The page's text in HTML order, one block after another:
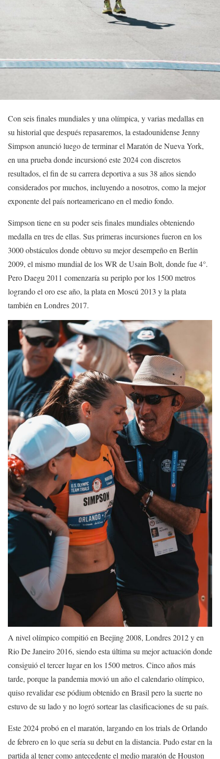
Con seis finales mundiales y una olímpica, y varias medallas en
su historial que después repasaremos, la estadounidense Jenny
Simpson anunció luego de terminar el Maratón de Nueva York,
en una prueba donde incursionó este 2024 con discretos
resultados, el fin de su carrera deportiva a sus 38 años siendo
considerados por muchos, incluyendo a nosotros, como la mejor
exponente del país norteamericano en el medio fondo.
Simpson tiene en su poder seis finales mundiales obteniendo
medalla en tres de ellas. Sus primeras incursiones fueron en los
3000 obstáculos donde obtuvo su mejor desempeño en Berlín
2009, el mismo mundial de los WR de Usain Bolt, donde fue 4°.
Pero Daegu 2011 comenzaría su periplo por los 1500 metros
logrando el oro ese año, la plata en Moscú 2013 y la plata
también en Londres 2017.
A nivel olímpico compitió en Beejing 2008, Londres 2012 y en
Rio De Janeiro 2016, siendo esta última su mejor actuación donde
consiguió el tercer lugar en los 1500 metros. Cinco años más
tarde, porque la pandemia movió un año el calendario olímpico,
quiso revalidar ese pódium obtenido en Brasil pero la suerte no
estuvo de su lado y no logró sortear las clasificaciones de su país.
Este 2024 probó en el maratón, largando en los trials de Orlando
de febrero en lo que sería su debut en la distancia. Pudo estar en la
partida al tener como antecedente el medio maratón de Houston